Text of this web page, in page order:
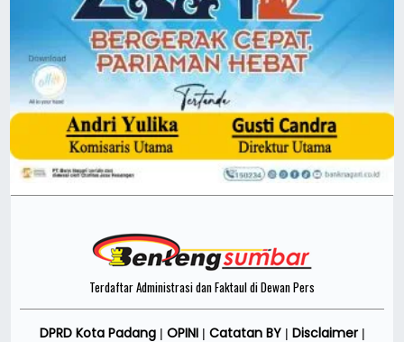
Terdaftar Administrasi dan Faktaul di Dewan Pers
DPRD Kota Padang| OPINI| Catatan BY| Disclaimer|